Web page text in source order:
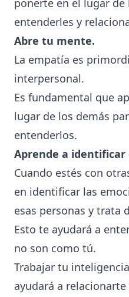
ponerte en el lugar de
entenderles y
Abre tu mente.
La empatía es
interpersonal.
Es fundamental que
lugar de los demás
entenderlos.
Aprende a identificar
Cuando estés con
en identificar las
esas personas y trata
Esto te ayudará a
no son como tú.
Trabajar tu
ayudará a